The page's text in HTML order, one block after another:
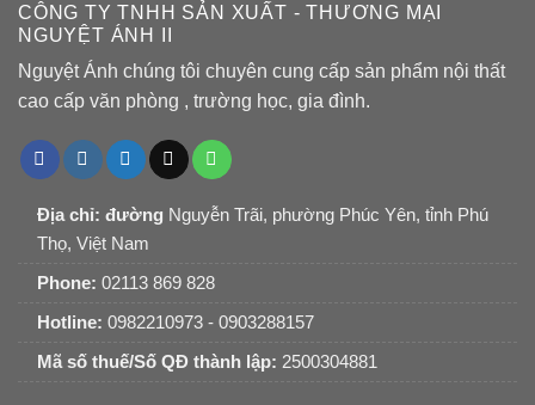
CÔNG TY TNHH SẢN XUẤT - THƯƠNG MẠI
NGUYỆT ÁNH II
Nguyệt Ánh chúng tôi chuyên cung cấp sản phẩm nội thất
cao cấp văn phòng , trường học, gia đình.
Địa chỉ: đường Nguyễn Trãi, phường Phúc Yên, tỉnh Phú
Thọ, Việt Nam
Phone: 02113 869 828
Hotline: 0982210973 - 0903288157
Mã số thuế/Số QĐ thành lập: 2500304881